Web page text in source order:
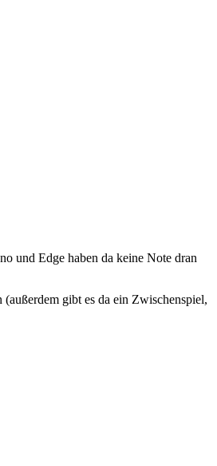
und Edge haben da keine Note dran
gibt es da ein Zwischenspiel,